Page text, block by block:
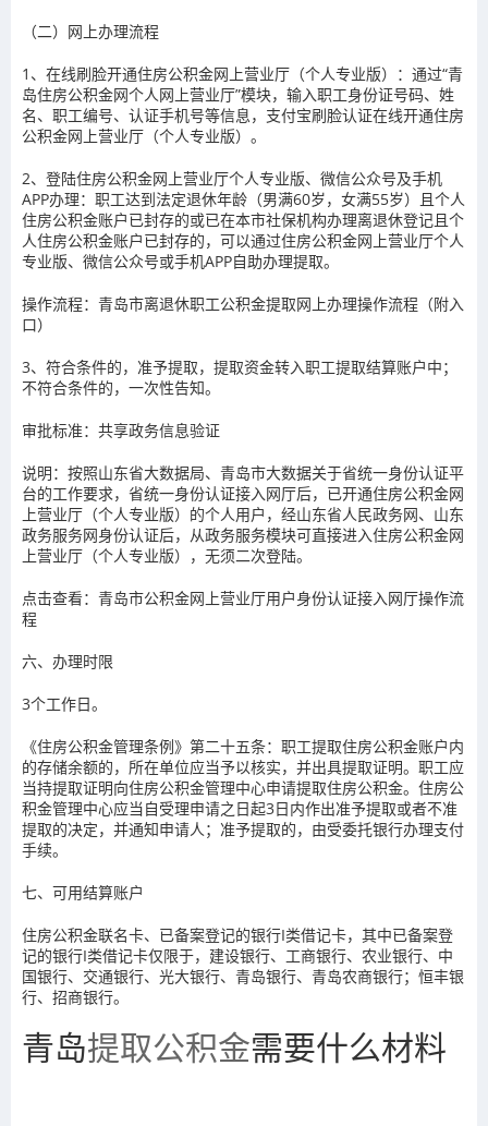
（二）网上办理流程
1、在线刷脸开通住房公积金网上营业厅（个人专业版）：通过“青
岛住房公积金网个人网上营业厅”模块，输入职工身份证号码、姓
名、职工编号、认证手机号等信息，支付宝刷脸认证在线开通住房
公积金网上营业厅（个人专业版）。
2、登陆住房公积金网上营业厅个人专业版、微信公众号及手机
APP办理：职工达到法定退休年龄（男满60岁，女满55岁）且个人
住房公积金账户已封存的或已在本市社保机构办理离退休登记且个
人住房公积金账户已封存的，可以通过住房公积金网上营业厅个人
专业版、微信公众号或手机APP自助办理提取。
操作流程：青岛市离退休职工公积金提取网上办理操作流程（附入
口）
3、符合条件的，准予提取，提取资金转入职工提取结算账户中；
不符合条件的，一次性告知。
审批标准：共享政务信息验证
说明：按照山东省大数据局、青岛市大数据关于省统一身份认证平
台的工作要求，省统一身份认证接入网厅后，已开通住房公积金网
上营业厅（个人专业版）的个人用户，经山东省人民政务网、山东
政务服务网身份认证后，从政务服务模块可直接进入住房公积金网
上营业厅（个人专业版），无须二次登陆。
点击查看：青岛市公积金网上营业厅用户身份认证接入网厅操作流
程
六、办理时限
3个工作日。
《住房公积金管理条例》第二十五条：职工提取住房公积金账户内
的存储余额的，所在单位应当予以核实，并出具提取证明。职工应
当持提取证明向住房公积金管理中心申请提取住房公积金。住房公
积金管理中心应当自受理申请之日起3日内作出准予提取或者不准
提取的决定，并通知申请人；准予提取的，由受委托银行办理支付
手续。
七、可用结算账户
住房公积金联名卡、已备案登记的银行I类借记卡，其中已备案登
记的银行I类借记卡仅限于，建设银行、工商银行、农业银行、中
国银行、交通银行、光大银行、青岛银行、青岛农商银行；恒丰银
行、招商银行。
青岛提取公积金需要什么材料